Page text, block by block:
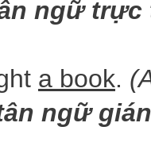
ngữ
a book.
ngữ